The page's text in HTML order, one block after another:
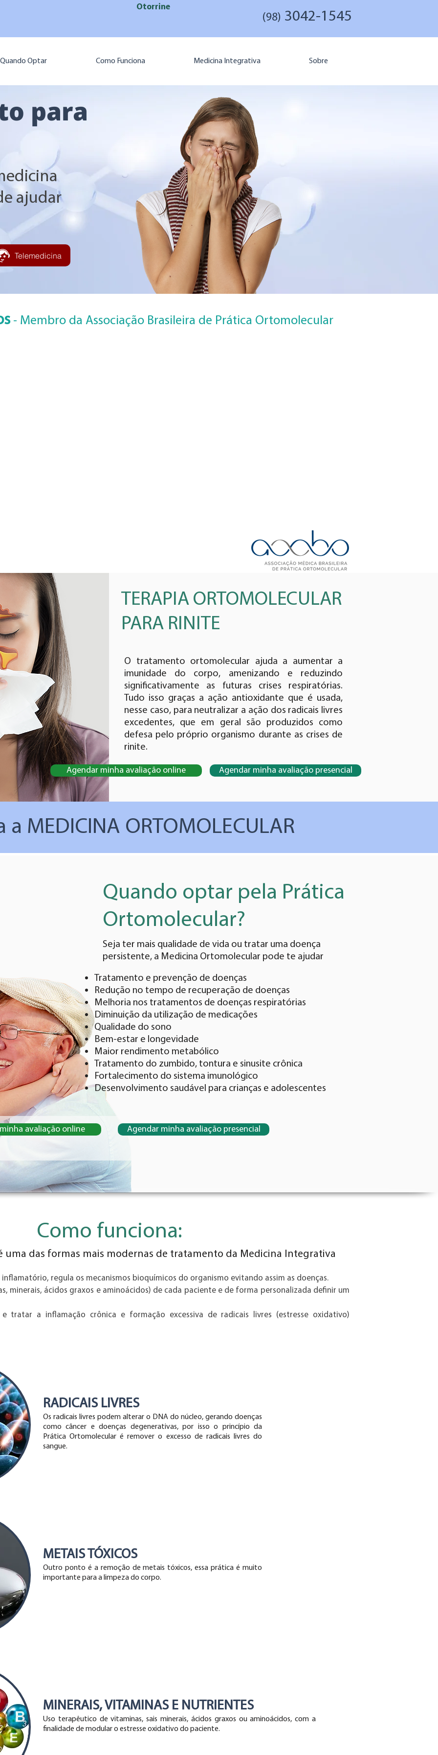
Otorrine
(98) 3042-1545
Quando Optar Como Funciona Medicina Integrativa Sobre
para
ajudar
Telemedicina
- Membro da Associação Brasileira de Prática Ortomolecular
TERAPIA ORTOMOLECULAR
PARA RINITE
O tratamento ortomolecular ajuda a aumentar a
imunidade do corpo, amenizando e reduzindo
significativamente as futuras crises respiratórias.
Tudo isso graças a ação antioxidante que é usada,
nesse caso, para neutralizar a ação dos radicais livres
excedentes, que em geral são produzidos como
defesa pelo próprio organismo durante as crises de
rinite.
Agendar minha avaliação presencial
Agendar minha avaliação online
a MEDICINA ORTOMOLECULAR
Quando optar pela Prática
Ortomolecular?
Seja ter mais qualidade de vida ou tratar uma doença
persistente, a Medicina Ortomolecular pode te ajudar
Tratamento e prevenção de doenças
Redução no tempo de recuperação de doenças
Melhoria nos tratamentos de doenças respiratórias
Diminuição da utilização de medicações
Qualidade do sono
Bem-estar e longevidade
Maior rendimento metabólico
Tratamento do zumbido, tontura e sinusite crônica
Fortalecimento do sistema imunológico
Desenvolvimento saudável para crianças e adolescentes
avaliação online Agendar minha avaliação presencial
ortomolecular tratamento ortomolecular enxaqueca enxaqueca terapia ortomolecular medicina ortomolecular e enxaqueca medicina alternativa
ortomolecular enxaqueca Ortomolecular Ouvido e Garganta medico ortomolecular ouvido dor de ouvido ortomolecular médico ortomolecular
Como funciona:
uma das formas mais modernas de tratamento da Medicina Integrativa
regula os mecanismos bioquímicos do organismo evitando assim as doenças.
minerais, ácidos graxos e aminoácidos) de cada paciente e de forma personalizada definir um
tratar a inflamação crônica e formação excessiva de radicais livres (estresse oxidativo)
RADICAIS LIVRES
Os radicais livres podem alterar o DNA do núcleo, gerando doenças
como câncer e doenças degenerativas, por isso o princípio da
Prática Ortomolecular é remover o excesso de radicais livres do
sangue.
METAIS TÓXICOS
Outro ponto é a remoção de metais tóxicos, essa prática é muito
importante para a limpeza do corpo.
MINERAIS, VITAMINAS E NUTRIENTES
Uso terapêutico de vitaminas, sais minerais, ácidos graxos ou aminoácidos, com a
finalidade de modular o estresse oxidativo do paciente.